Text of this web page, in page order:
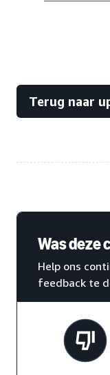
Terug naar
Was deze
Help ons
feedback te